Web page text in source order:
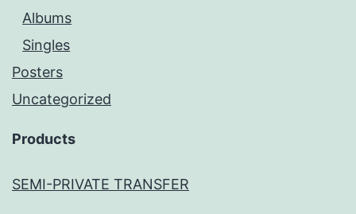
Albums
Singles
Posters
Uncategorized
Products
SEMI-PRIVATE TRANSFER